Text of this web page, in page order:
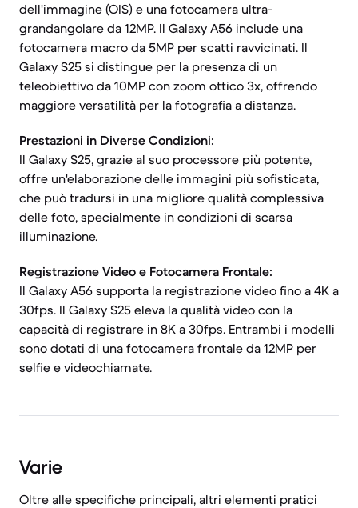
dell'immagine (OIS) e una fotocamera ultra-
grandangolare da 12MP. Il Galaxy A56 include una
fotocamera macro da 5MP per scatti ravvicinati. Il
Galaxy S25 si distingue per la presenza di un
teleobiettivo da 10MP con zoom ottico 3x, offrendo
maggiore versatilità per la fotografia a distanza.
Prestazioni in Diverse Condizioni:
Il Galaxy S25, grazie al suo processore più potente,
offre un'elaborazione delle immagini più sofisticata,
che può tradursi in una migliore qualità complessiva
delle foto, specialmente in condizioni di scarsa
illuminazione.
Registrazione Video e Fotocamera Frontale:
Il Galaxy A56 supporta la registrazione video fino a 4K a
30fps. Il Galaxy S25 eleva la qualità video con la
capacità di registrare in 8K a 30fps. Entrambi i modelli
sono dotati di una fotocamera frontale da 12MP per
selfie e videochiamate.
Varie
Oltre alle specifiche principali, altri elementi pratici